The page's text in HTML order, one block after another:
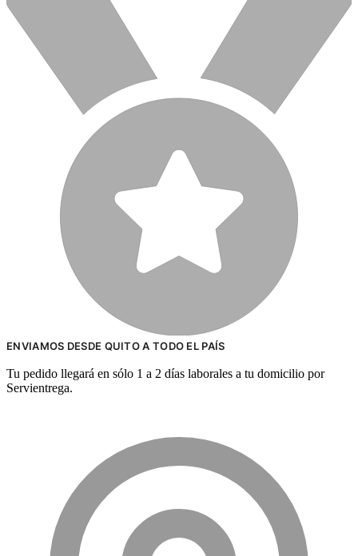
ENVIAMOS DESDE QUITO A TODO EL PAÍS
Tu pedido llegará en sólo 1 a 2 días laborales a tu domicilio por
Servientrega.